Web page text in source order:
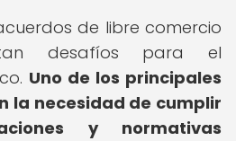
de libre comercio
desafíos para el
Uno de los principales
la necesidad de cumplir
y normativas